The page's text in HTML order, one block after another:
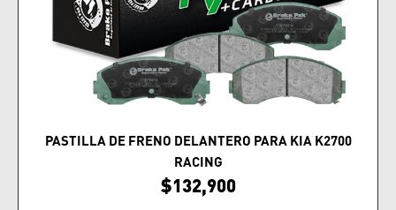
PASTILLA DE FRENO DELANTERO PARA KIA K2700
RACING
$132,900